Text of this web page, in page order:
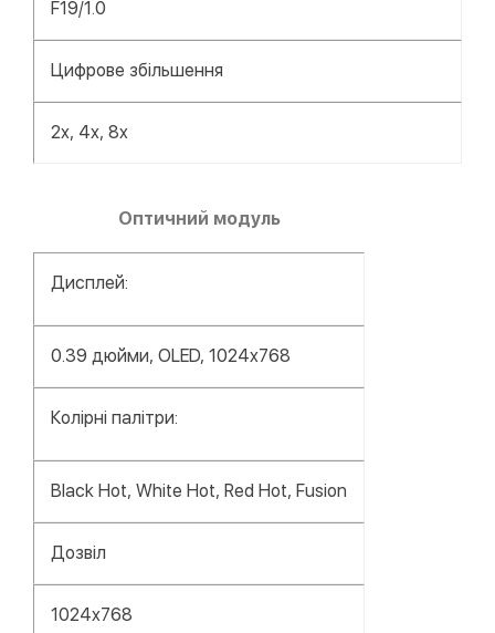
F19/1.0
Цифрове збільшення
2x, 4x, 8x
Оптичний модуль
Дисплей:
0.39 дюйми, OLED, 1024x768
Колірні палітри:
Black Hot, White Hot, Red Hot, Fusion
Дозвіл
1024x768